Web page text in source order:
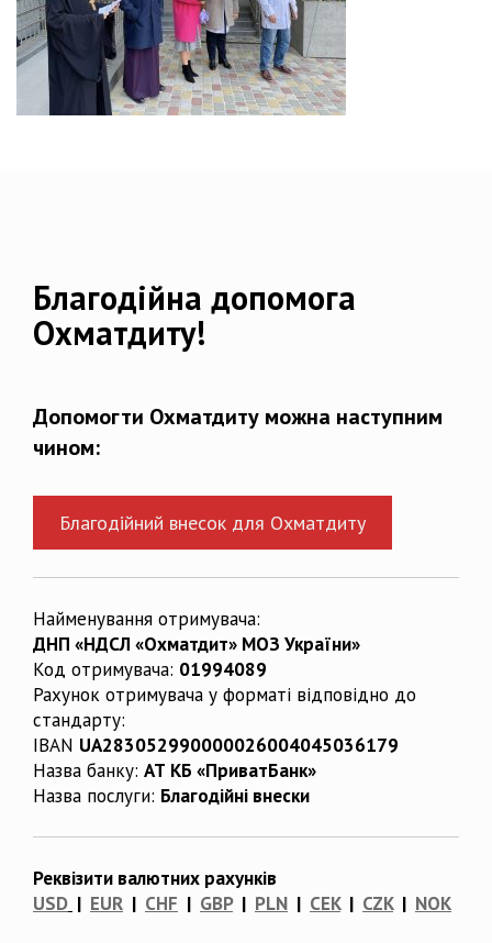
Благодійна допомога
Охматдиту!
Допомогти Охматдиту можна наступним
чином:
Благодійний внесок для Охматдиту
Найменування отримувача:
ДНП «НДСЛ «Охматдит» МОЗ України»
Код отримувача: 01994089
Рахунок отримувача у форматі відповідно до
стандарту:
IBAN UA283052990000026004045036179
Назва банку: АТ КБ «ПриватБанк»
Назва послуги: Благодійні внески
Реквізити валютних рахунків
USD | EUR | CHF | GBP| PLN | CEK| CZK| NOK